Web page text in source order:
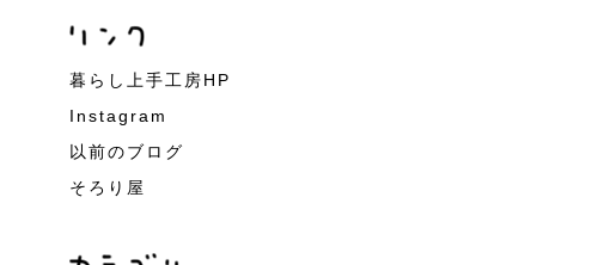
暮らし上手工房HP
Instagram
以前のブログ
そろり屋